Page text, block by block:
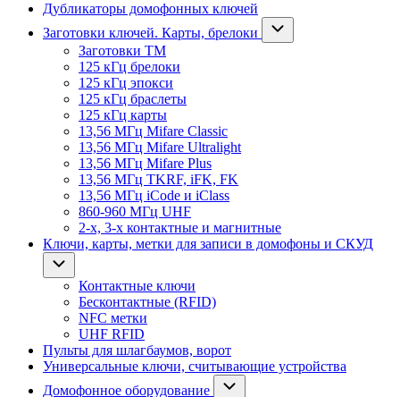
Дубликаторы домофонных ключей
Заготовки ключей. Карты, брелоки
Заготовки ТМ
125 кГц брелоки
125 кГц эпокси
125 кГц браслеты
125 кГц карты
13,56 МГц Mifare Classic
13,56 МГц Mifare Ultralight
13,56 МГц Mifare Plus
13,56 МГц TKRF, iFK, FK
13,56 МГц iCode и iClass
860-960 МГц UHF
2-х, 3-х контактные и магнитные
Ключи, карты, метки для записи в домофоны и СКУД
Контактные ключи
Бесконтактные (RFID)
NFC метки
UHF RFID
Пульты для шлагбаумов, ворот
Универсальные ключи, считывающие устройства
Домофонное оборудование